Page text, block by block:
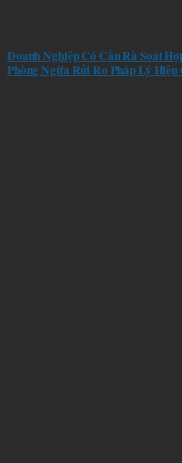
Doanh Nghiệp Có Cần Rà Soát
Phòng Ngừa Rủi Ro Pháp Lý Hiệu